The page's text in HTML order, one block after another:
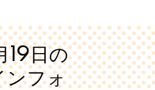
日の
ンフォ